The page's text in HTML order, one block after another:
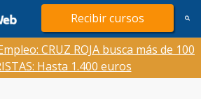
Recibir cursos
CRUZ ROJA busca más de 100
Hasta 1.400 euros